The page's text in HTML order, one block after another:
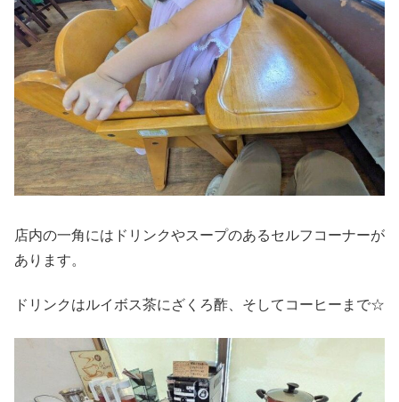
店内の一角にはドリンクやスープのあるセルフコーナーが
あります。
ドリンクはルイボス茶にざくろ酢、そしてコーヒーまで☆